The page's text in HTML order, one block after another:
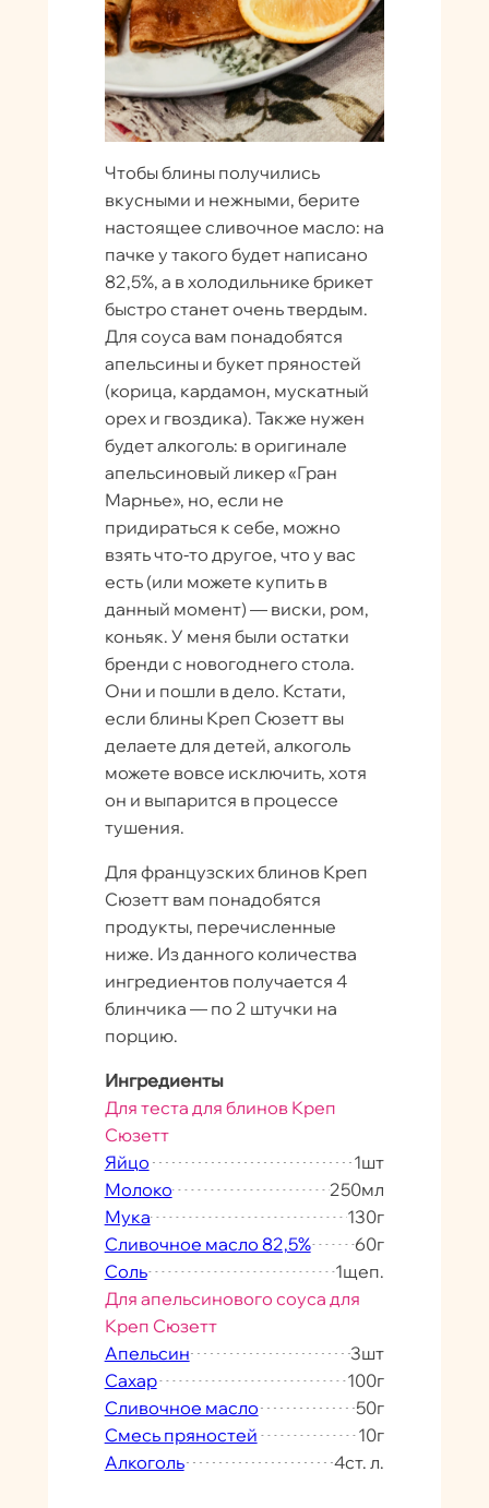
Чтобы блины получились
вкусными и нежными, берите
настоящее сливочное масло: на
пачке у такого будет написано
82,5%, а в холодильнике брикет
быстро станет очень твердым.
Для соуса вам понадобятся
апельсины и букет пряностей
(корица, кардамон, мускатный
орех и гвоздика). Также нужен
будет алкоголь: в оригинале
апельсиновый ликер «Гран
Марнье», но, если не
придираться к себе, можно
взять что-то другое, что у вас
есть (или можете купить в
данный момент) — виски, ром,
коньяк. У меня были остатки
бренди с новогоднего стола.
Они и пошли в дело. Кстати,
если блины Креп Сюзетт вы
делаете для детей, алкоголь
можете вовсе исключить, хотя
он и выпарится в процессе
тушения.
Для французских блинов Креп
Сюзетт вам понадобятся
продукты, перечисленные
ниже. Из данного количества
ингредиентов получается 4
блинчика — по 2 штучки на
порцию.
Ингредиенты
Для теста для блинов Креп
Сюзетт
Яйцо
1шт
Молоко
250мл
Мука
130г
Сливочное масло 82,5%
60г
Соль
1щеп.
Для апельсинового соуса для
Креп Сюзетт
Апельсин
3шт
Сахар
100г
Сливочное масло
50г
Смесь пряностей
10г
Алкоголь
4ст. л.